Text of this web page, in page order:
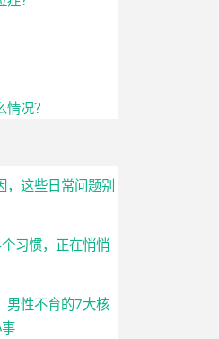
况？
，这些日常问题别
习惯，正在悄悄
男性不育的7大核